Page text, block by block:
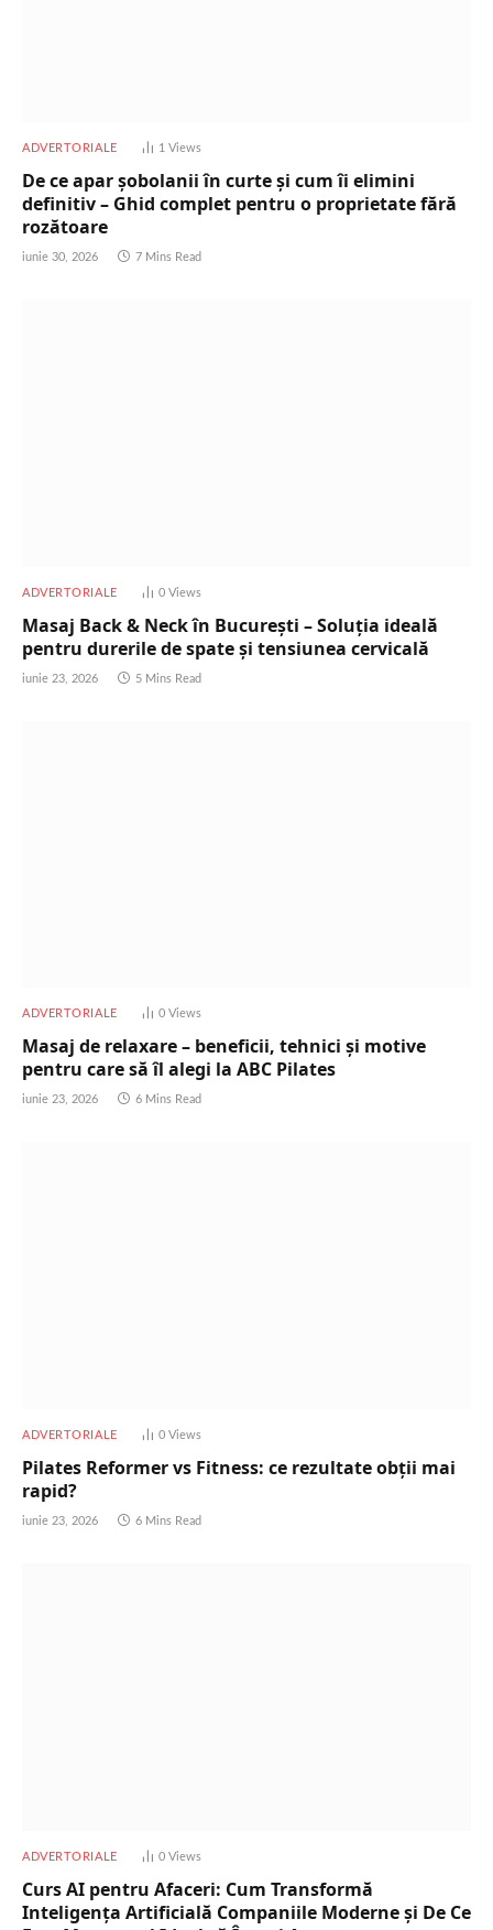
ADVERTORIALE 1 Views
De ce apar șobolanii în curte și cum îi elimini
definitiv – Ghid complet pentru o proprietate fără
rozătoare
iunie 30, 2026 7 Mins Read
ADVERTORIALE 0 Views
Masaj Back & Neck în București – Soluția ideală
pentru durerile de spate și tensiunea cervicală
iunie 23, 2026 5 Mins Read
ADVERTORIALE 0 Views
Masaj de relaxare – beneficii, tehnici și motive
pentru care să îl alegi la ABC Pilates
iunie 23, 2026 6 Mins Read
ADVERTORIALE 0 Views
Pilates Reformer vs Fitness: ce rezultate obții mai
rapid?
iunie 23, 2026 6 Mins Read
ADVERTORIALE 0 Views
Curs AI pentru Afaceri: Cum Transformă
Inteligența Artificială Companiile Moderne și De Ce